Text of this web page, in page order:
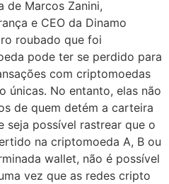
de Marcos Zanini,
e CEO da Dinamo
roubado que foi
pode ter se perdido para
com criptomoedas
únicas. No entanto, elas não
de quem detém a carteira
seja possível rastrear que o
na criptomoeda A, B ou
wallet, não é possível
vez que as redes cripto